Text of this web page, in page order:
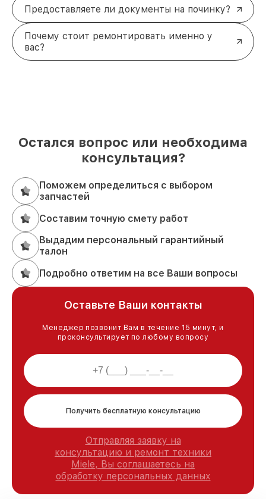
Предоставляете ли документы на починку?
Почему стоит ремонтировать именно у
вас?
Остался вопрос или необходима
консультация?
Поможем определиться с выбором
запчастей
Составим точную смету работ
Выдадим персональный гарантийный
талон
Подробно ответим на все Ваши вопросы
Оставьте Ваши контакты
Менеджер позвонит Вам в течение 15 минут, и
проконсультирует по любому вопросу
Получить бесплатную консультацию
Отправляя заявку на
консультацию и ремонт техники
Miele, Вы соглашаетесь на
обработку персональных данных